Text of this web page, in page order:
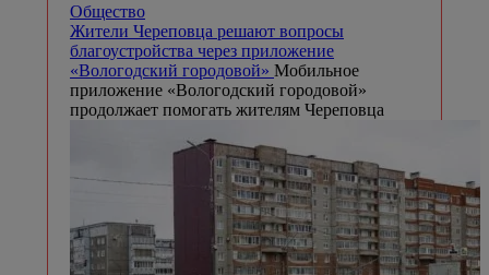
Общество
Жители Череповца решают вопросы
благоустройства через приложение
«Вологодский городовой» Мобильное
приложение «Вологодский городовой»
продолжает помогать жителям Череповца